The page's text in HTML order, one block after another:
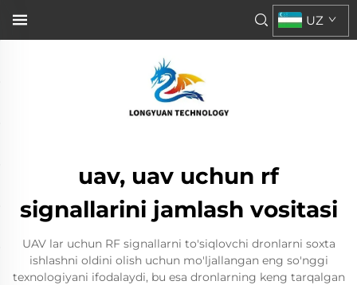
UZ
uav, uav uchun rf
signallarini jamlash vositasi
UAV lar uchun RF signallarni to'siqlovchi dronlarni soxta
ishlashni oldini olish uchun mo'ljallangan eng so'nggi
texnologiyani ifodalaydi, bu esa dronlarning keng tarqalgan